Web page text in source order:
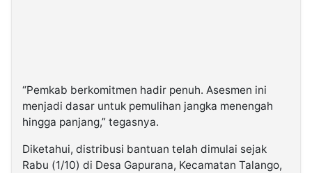
“Pemkab berkomitmen hadir penuh. Asesmen ini
menjadi dasar untuk pemulihan jangka menengah
hingga panjang,” tegasnya.
Diketahui, distribusi bantuan telah dimulai sejak
Rabu (1/10) di Desa Gapurana, Kecamatan Talango,